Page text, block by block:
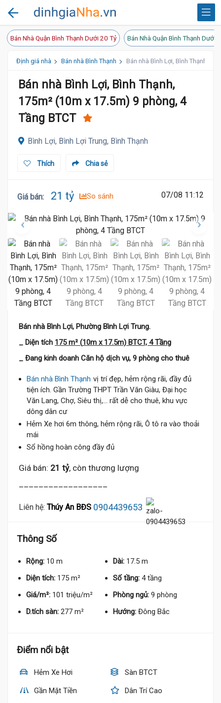
Bán Nhà Quận Bình Thạnh Dưới 20 Tỷ Bán Nhà Quận Bình Thạnh Dưới
Định giá nhà Bán nhà Bình Thạnh Bán nhà Bình Lợi, Bình Thạnh,
Bán nhà Bình Lợi, Bình Thạnh,
175m² (10m x 17.5m) 9 phòng, 4
Tầng BTCT
Bình Lợi, Bình Lợi Trung, Bình Thạnh
Chia sẻ
Thích
Giá bán: 21 tỷ So sánh 07/08 11:12
Bán nhà Bình Lợi, Phường Bình Lợi Trung.
_ Diện tích 175 m² (10m x 17.5m) BTCT, 4 Tầng
_ Đang kinh doanh Căn hộ dịch vụ, 9 phòng cho thuê
Bán nhà Bình Thạnh vị trí đẹp, hẻm rộng rãi, đầy đủ
tiện ích. Gần Trường THPT Trần Văn Giàu, Đại học
Văn Lang, Chợ, Siêu thị,... rất dễ cho thuê, khu vực
dông dân cư
Hẻm Xe hơi 6m thông, hẻm rộng rãi, Ô tô ra vào thoải
mái
Sổ hồng hoàn công đầy đủ
Giá bán: 21 tỷ, còn thương lượng
Liên hệ: Thúy An BĐS 0904439653
Thông Số
Rộng: 10 m Dài: 17.5 m
Diện tích: 175 m² Số tầng: 4 tầng
Giá/m²: 101 triệu/m² Phòng ngủ: 9 phòng
D.tích sàn: 277 m² Hướng: Đông Bắc
Điểm nổi bật
Hẻm Xe Hơi Sàn BTCT
Gần Mặt Tiền Dân Trí Cao